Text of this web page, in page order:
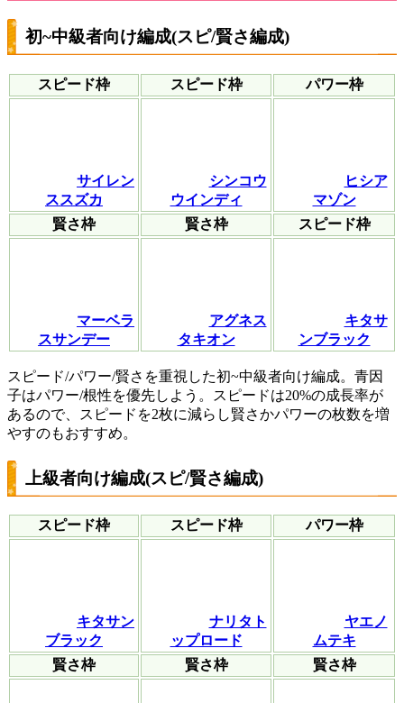
初~中級者向け編成(スピ/賢さ編成)
スピード枠 スピード枠 パワー枠
サイレン
ススズカ
シンコウ
ウインディ
ヒシア
マゾン
賢さ枠
賢さ枠 スピード枠
マーベラ
スサンデー
アグネス
タキオン
キタサ
ンブラック
スピード/パワー/賢さを重視した初~中級者向け編成。青因
子はパワー/根性を優先しよう。スピードは20%の成長率が
あるので、スピードを2枚に減らし賢さかパワーの枚数を増
やすのもおすすめ。
上級者向け編成(スピ/賢さ編成)
スピード枠 スピード枠 パワー枠
キタサン
ブラック
ナリタト
ップロード
ヤエノ
ムテキ
賢さ枠
賢さ枠 賢さ枠